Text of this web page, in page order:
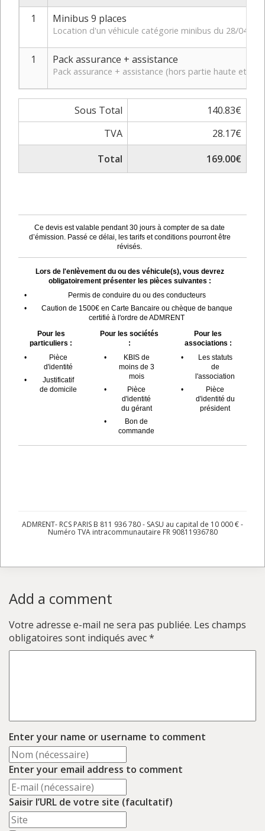
1
Minibus 9 places
Location d'un véhicule catégorie minibus du 28/04/
1 Pack assurance + assistance
Pack assurance + assistance (hors partie haute et
Sous Total
140.83€
TVA
28.17€
Total
169.00€
Ce devis est valable pendant 30 jours à compter de sa date
d’émission. Passé ce délai, les tarifs et conditions pourront être
révisés.
Lors de l'enlèvement du ou des véhicule(s), vous devrez
obligatoirement présenter les pièces suivantes :
•
Permis de conduire du ou des conducteurs
•
Caution de 1500€ en Carte Bancaire ou chèque de banque
certifié à l'ordre de ADMRENT
Pour les
particuliers :
•
Pièce
d'identité
•
Justificatif
de domicile
Pour les sociétés
:
•
KBIS de
moins de 3
mois
•
Pièce
d'identité
du gérant
•
Bon de
commande
Pour les
associations :
•
Les statuts
de
l'association
•
Pièce
d'identité du
président
ADMRENT- RCS PARIS B 811 936 780 - SASU au capital de 10 000 € -
Numéro TVA intracommunautaire FR 90811936780
Add a comment
Votre adresse e-mail ne sera pas publiée. Les champs
obligatoires sont indiqués avec*
Enter your name or username to comment
Enter your email address to comment
Saisir l’URL de votre site (facultatif)